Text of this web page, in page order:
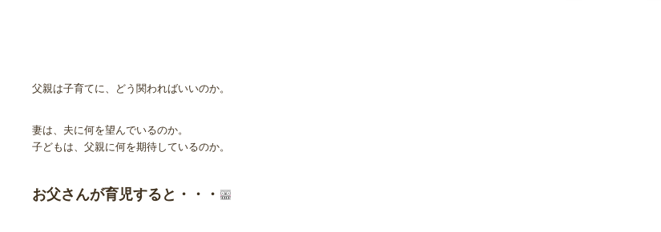
父親は子育てに、どう関わればいいのか。
妻は、夫に何を望んでいるのか。
子どもは、父親に何を期待しているのか。
お父さんが育児すると・・・